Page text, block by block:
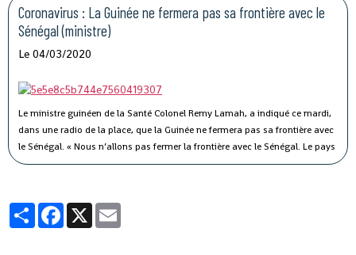
Nongo », a-t-il indiqué.
Coronavirus : La Guinée ne fermera pas sa frontière avec le
Sénégal (ministre)
Le 04/03/2020
Le ministre guinéen de la Santé Colonel Remy Lamah, a indiqué ce mardi,
dans une radio de la place, que la Guinée ne fermera pas sa frontière avec
le Sénégal. « Nous n’allons pas fermer la frontière avec le Sénégal. Le pays
est signataire du règlement sanitaire international. Ce n’est pas parce que
prises pour éviter ce virus en Guinée.
PartagerFacebook
X